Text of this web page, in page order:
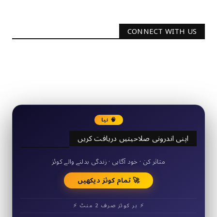
CONNECT WITH US
🧠 نیا
اپنی اندرونی صلاحیتیں دریافت کریں
50+ مختصر کوئز
متاثر کن · خود آگاہی · زندگی بدلنے والے کوئز
🚀 تمام کوئز دیکھیں
⚡ ہر کوئز صرف 2 منٹ ⚡